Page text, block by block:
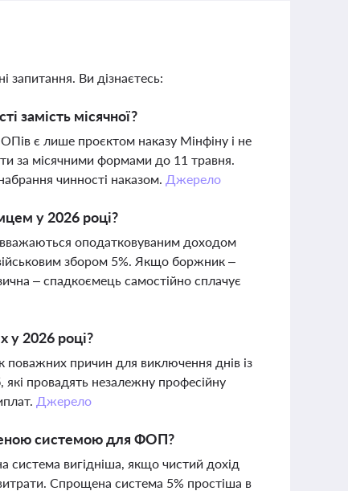
запитання. Ви дізнаєтесь:
замість місячної?
є лише проєктом наказу Мінфіну і не
за місячними формами до 11 травня.
чинності наказом. Джерело
у 2026 році?
оподатковуваним доходом
збором 5%. Якщо боржник –
– спадкоємець самостійно сплачує
у 2026 році?
причин для виключення днів із
провадять незалежну професійну
Джерело
системою для ФОП?
система вигідніша, якщо чистий дохід
Спрощена система 5% простіша в